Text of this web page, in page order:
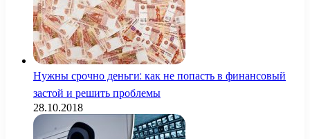
Нужны срочно деньги: как не попасть в финансовый
застой и решить проблемы
28.10.2018